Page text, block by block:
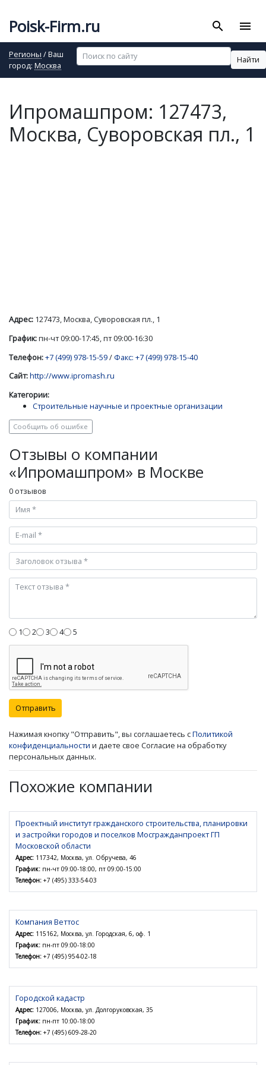
Poisk-Firm.ru search menu
Регионы / Ваш
город: Москва
Найти
Ипромашпром: 127473,
Москва, Суворовская пл., 1
Адрес: 127473, Москва, Суворовская пл., 1
График:пн-чт 09:00-17:45, пт 09:00-16:30
Телефон:+7 (499) 978-15-59/ Факс: +7 (499) 978-15-40
Сайт:http://www.ipromash.ru
Категории:
Строительные научные и проектные организации
Сообщить об ошибке
Отзывы о компании
«Ипромашпром» в Москве
0 отзывов
1 2 3 4 5
Отправить
Нажимая кнопку "Отправить", вы соглашаетесь сПолитикой
конфиденциальности и даете свое Согласие на обработку
персональных данных.
Похожие компании
Проектный институт гражданского строительства, планировки
и застройки городов и поселков Мосгражданпроект ГП
Московской области
Адрес: 117342, Москва, ул. Обручева, 46
График: пн-чт 09:00-18:00, пт 09:00-15:00
Телефон: +7 (495) 333-54-03
Компания Веттос
Адрес: 115162, Москва, ул. Городская, 6, оф. 1
График: пн-пт 09:00-18:00
Телефон: +7 (495) 954-02-18
Городской кадастр
Адрес: 127006, Москва, ул. Долгоруковская, 35
График: пн-пт 10:00-18:00
Телефон: +7 (495) 609-28-20